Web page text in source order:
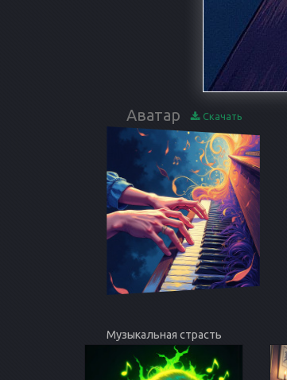
Аватар Скачать
Музыкальная страсть